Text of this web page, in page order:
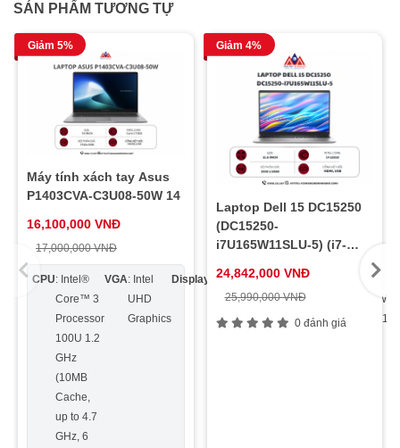
SẢN PHẨM TƯƠNG TỰ
Giảm 5%
Máy tính xách tay Asus
P1403CVA-C3U08-50W 14
16,100,000 VNĐ
17,000,000 VNĐ
CPU: Intel®
Core™ 3
Processor
100U 1.2
GHz
(10MB
Cache,
up to 4.7
GHz, 6
VGA: Intel
UHD
Graphics
Display
: 14.0
inch
FHD
Ram:
DDR5
8GB
Ổ
cứng
2280
OS
11
Giảm 4%
Laptop Dell 15 DC15250
(DC15250-
i7U165W11SLU-5) (i7-
512GB SSD/ Intel UHD
Graphics/ 15.6″ FHD/
Windows 11 Home/
24,842,000 VNĐ
25,990,000 VNĐ
0 đánh giá